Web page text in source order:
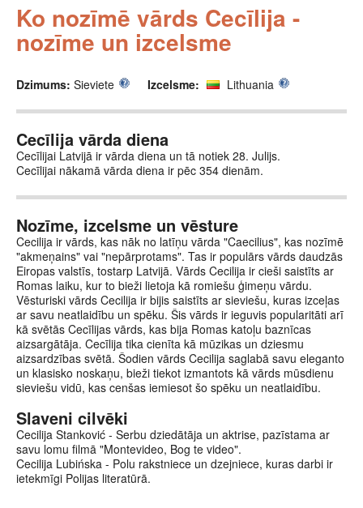
Ko nozīmē vārds Cecīlija -
nozīme un izcelsme
Dzimums: Sieviete Izcelsme: Lithuania
Cecīlija vārda diena
Cecīlijai Latvijā ir vārda diena un tā notiek 28. Julijs.
Cecīlijai nākamā vārda diena ir pēc 354 dienām.
Nozīme, izcelsme un vēsture
Cecilija ir vārds, kas nāk no latīņu vārda "Caecilius", kas nozīmē
"akmeņains" vai "nepārprotams". Tas ir populārs vārds daudzās
Eiropas valstīs, tostarp Latvijā. Vārds Cecilija ir cieši saistīts ar
Romas laiku, kur to bieži lietoja kā romiešu ģimeņu vārdu.
Vēsturiski vārds Cecilija ir bijis saistīts ar sieviešu, kuras izceļas
ar savu neatlaidību un spēku. Šis vārds ir ieguvis popularitāti arī
kā svētās Cecīlijas vārds, kas bija Romas katoļu baznīcas
aizsargātāja. Cecīlija tika cienīta kā mūzikas un dziesmu
aizsardzības svētā. Šodien vārds Cecilija saglabā savu eleganto
un klasisko noskaņu, bieži tiekot izmantots kā vārds mūsdienu
sieviešu vidū, kas cenšas iemiesot šo spēku un neatlaidību.
Slaveni cilvēki
Cecilija Stanković - Serbu dziedātāja un aktrise, pazīstama ar
savu lomu filmā "Montevideo, Bog te video".
Cecilija Lubińska - Polu rakstniece un dzejniece, kuras darbi ir
ietekmīgi Polijas literatūrā.